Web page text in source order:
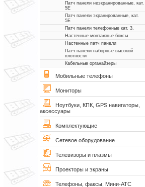
Патч панели неэкранированные, кат.
5Е
Патч панели экранированные, кат.
5Е
Патч панели телефонные кат. 3,
Настенные монтажные боксы
Настенные патч панели
Патч панели наборные высокой
плотности
Кабельные органайзеры
Мобильные телефоны
Мониторы
Ноутбуки, КПК, GPS навигаторы,
аксессуары
Комплектующие
Сетевое оборудование
Телевизоры и плазмы
Проекторы и экраны
Телефоны, факсы, Мини-АТС